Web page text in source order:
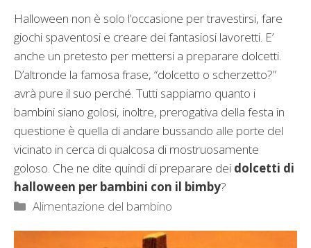
Halloween non è solo l’occasione per travestirsi, fare
giochi spaventosi e creare dei fantasiosi lavoretti. E’
anche un pretesto per mettersi a preparare dolcetti.
D’altronde la famosa frase, “dolcetto o scherzetto?”
avrà pure il suo perché. Tutti sappiamo quanto i
bambini siano golosi, inoltre, prerogativa della festa in
questione è quella di andare bussando alle porte del
vicinato in cerca di qualcosa di mostruosamente
goloso. Che ne dite quindi di preparare dei dolcetti di
halloween per bambini con il bimby?
Categorie
Alimentazione del bambino